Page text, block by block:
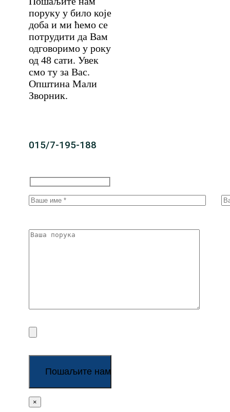
поруку у било које
доба и ми ћемо се
потрудити да Вам
одговоримо у року
од 48 сати. Увек
смо ту за Вас.
Општина Мали
Зворник.
015/7-195-188
×